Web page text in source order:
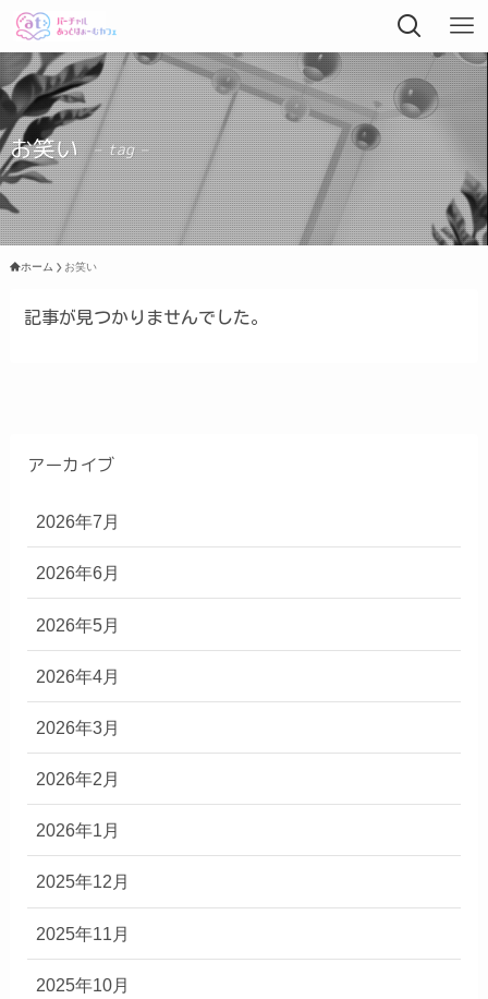
お笑い – tag –
ホーム お笑い
記事が見つかりませんでした。
アーカイブ
2026年7月
2026年6月
2026年5月
2026年4月
2026年3月
2026年2月
2026年1月
2025年12月
2025年11月
2025年10月